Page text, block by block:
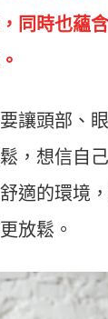
同時也蘊
讓頭部、
，想信自
適的環境
放鬆。